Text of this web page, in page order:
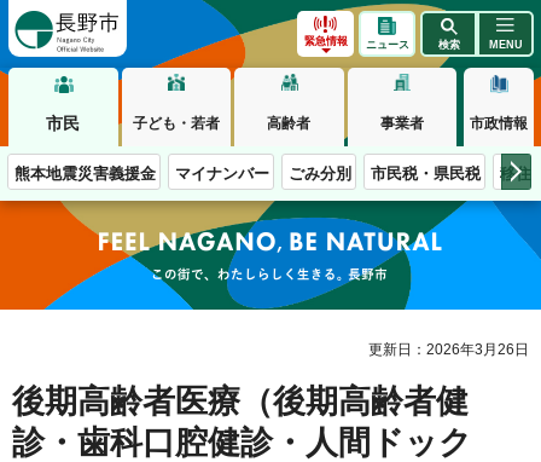
緊急情報 ニュース 検索 MENU
市民 子ども・若者 高齢者 事業者 市政情報
熊本地震災害義援金 マイナンバー ごみ分別 市民税・県民税 移住
この街で、わたしらしく生きる。長野市
更新日：2026年3月26日
後期高齢者医療（後期高齢者健
診・歯科口腔健診・人間ドック